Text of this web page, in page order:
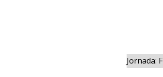
Jornada: